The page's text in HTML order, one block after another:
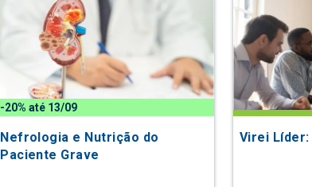
-20% até 13/09
Nefrologia e Nutrição do
Paciente Grave
Virei